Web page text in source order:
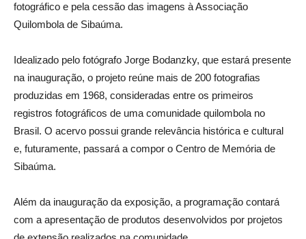
fotográfico e pela cessão das imagens à Associação
Quilombola de Sibaúma.
Idealizado pelo fotógrafo Jorge Bodanzky, que estará presente
na inauguração, o projeto reúne mais de 200 fotografias
produzidas em 1968, consideradas entre os primeiros
registros fotográficos de uma comunidade quilombola no
Brasil. O acervo possui grande relevância histórica e cultural
e, futuramente, passará a compor o Centro de Memória de
Sibaúma.
Além da inauguração da exposição, a programação contará
com a apresentação de produtos desenvolvidos por projetos